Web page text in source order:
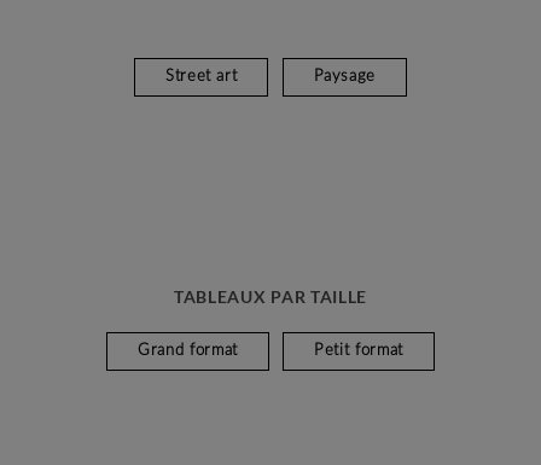
Street art Paysage
TABLEAUX PAR TAILLE
Grand format Petit format